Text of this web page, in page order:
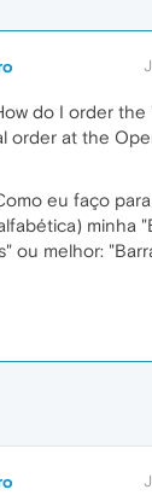
do I order the
order at the
eu faço
minha
ou melhor: